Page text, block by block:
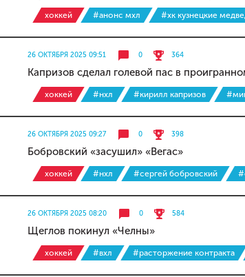
хоккей #анонс мхл #хк кузнецкие
26 ОКТЯБРЯ 2025 09:51 0 364
Капризов сделал голевой пас в
хоккей #нхл #кирилл капризов
26 ОКТЯБРЯ 2025 09:27 0 398
Бобровский «засушил» «Вегас»
хоккей #нхл #сергей бобровский
26 ОКТЯБРЯ 2025 08:20 0 584
Щеглов покинул «Челны»
хоккей #вхл #расторжение контракта